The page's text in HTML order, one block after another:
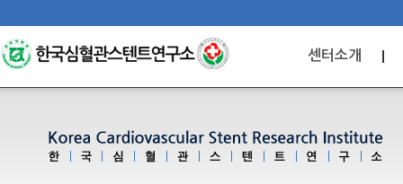
센터소개